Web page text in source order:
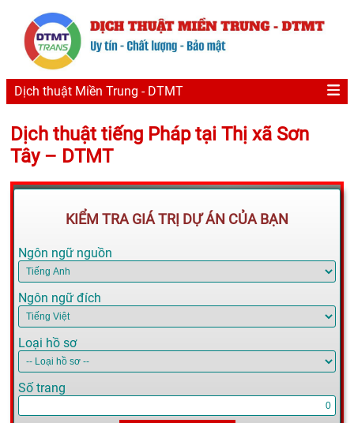
Dịch thuật Miền Trung - DTMT
Dịch thuật tiếng Pháp tại Thị xã Sơn
Tây – DTMT
KIỂM TRA GIÁ TRỊ DỰ ÁN CỦA BẠN
Ngôn ngữ nguồn
Ngôn ngữ đích
Loại hồ sơ
Số trang